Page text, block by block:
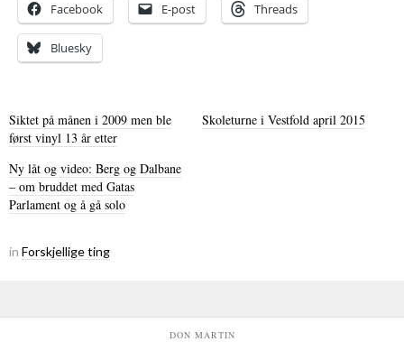
Facebook E-post Threads
Bluesky
Siktet på månen i 2009 men ble
først vinyl 13 år etter
Skoleturne i Vestfold april 2015
Ny låt og video: Berg og Dalbane
– om bruddet med Gatas
Parlament og å gå solo
in Forskjellige ting
DON MARTIN